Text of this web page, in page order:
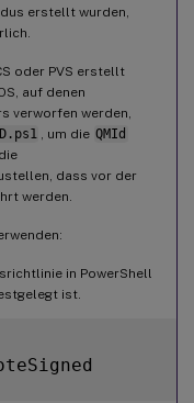
erstellt wurden,
oder PVS erstellt
auf denen
verworfen werden,
, um die QMId
dass vor der
werden.
in PowerShell
ist.